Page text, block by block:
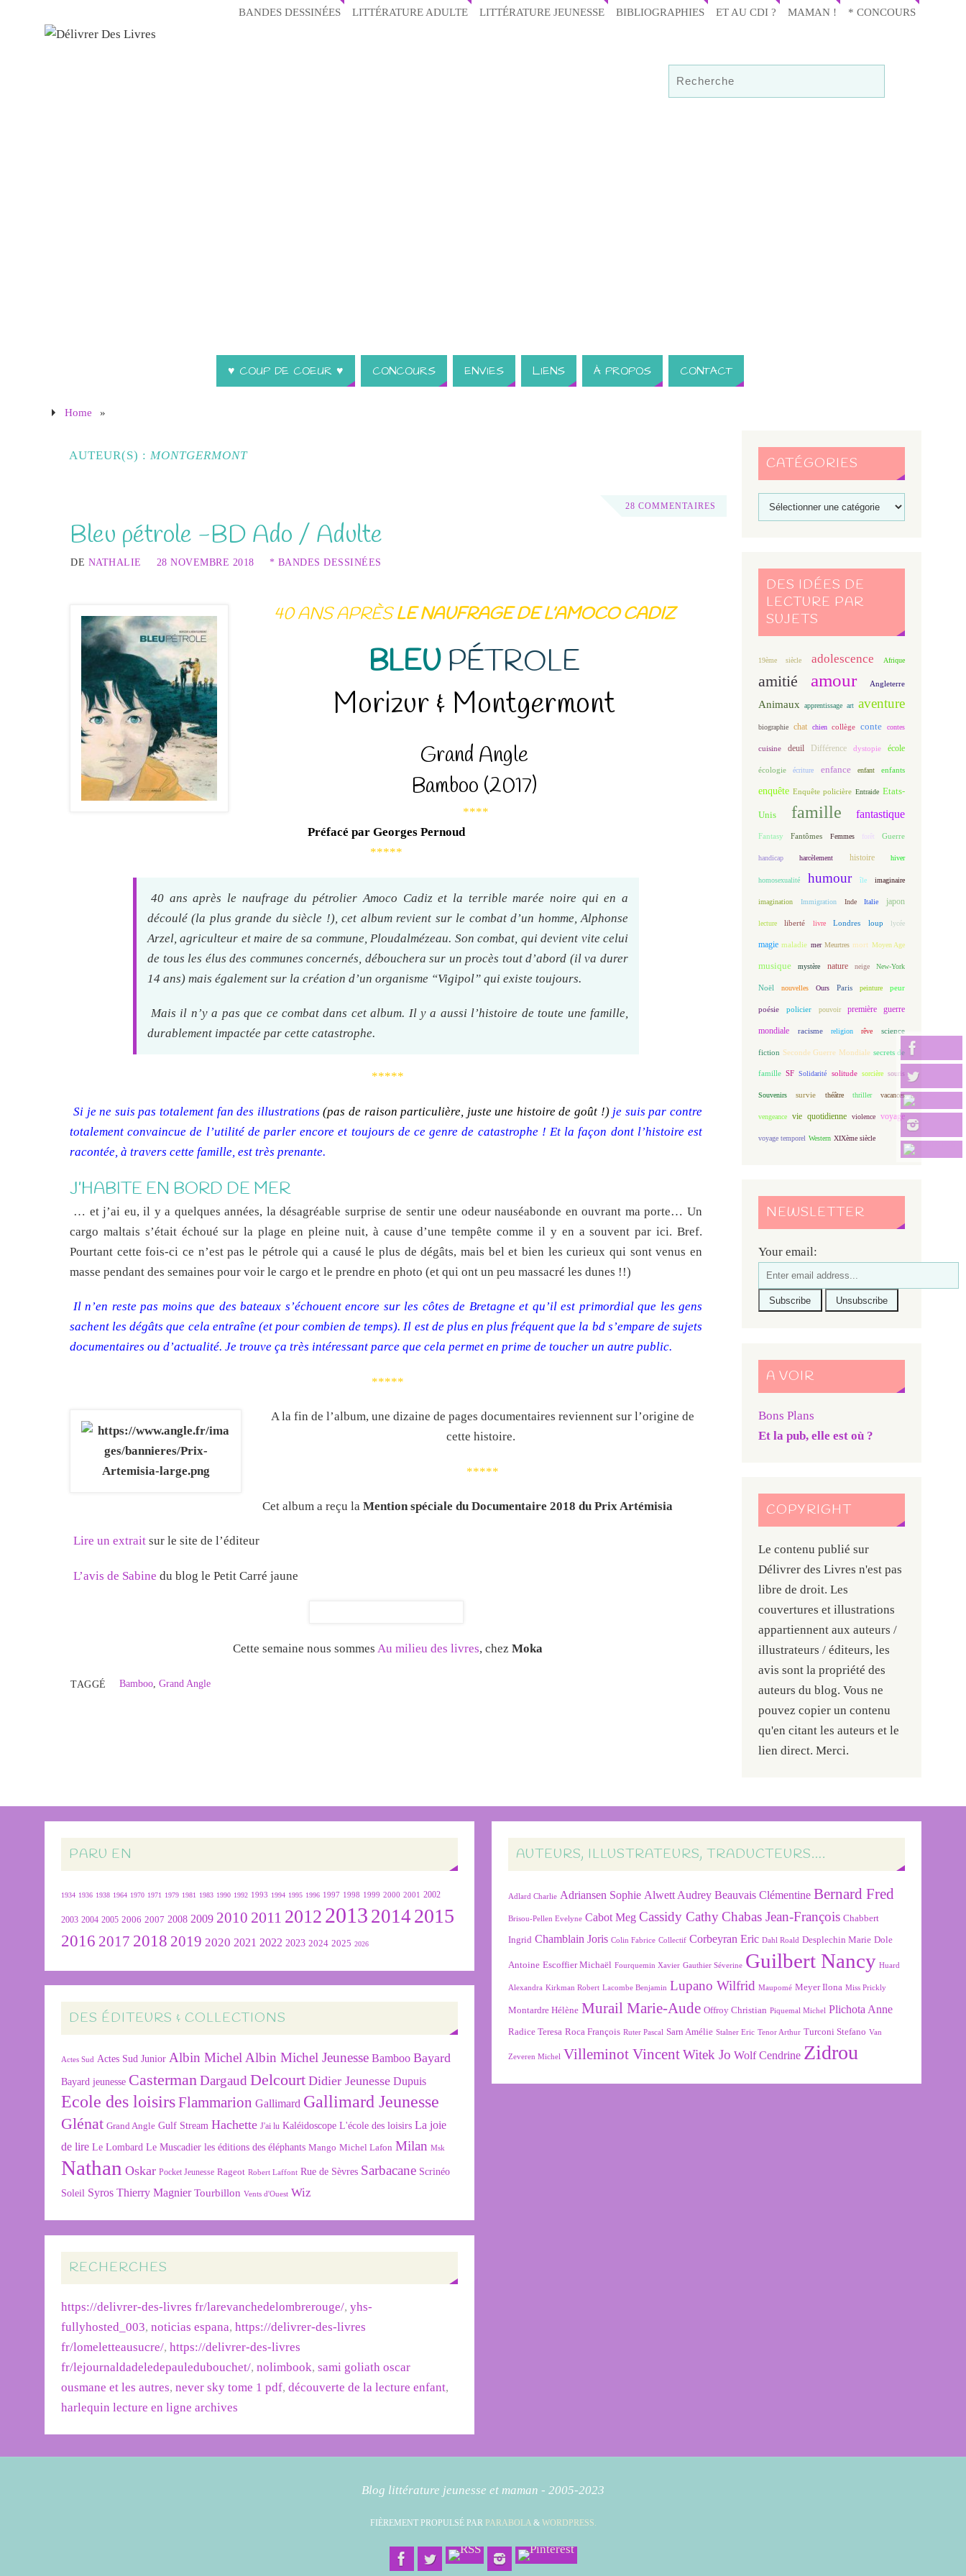
BANDES DESSINÉES LITTÉRATURE ADULTE LITTÉRATURE JEUNESSE BIBLIOGRAPHIES ET AU CDI ? MAMAN ! * CONCOURS
♥ COUP DE COEUR ♥ CONCOURS ENVIES LIENS À PROPOS CONTACT
Home »
AUTEUR(S) : MONTGERMONT
28 COMMENTAIRES
Bleu pétrole -BD Ado / Adulte
DE NATHALIE 28 NOVEMBRE 2018 * BANDES DESSINÉES
40 ANS APRÈSLE NAUFRAGE DE L’AMOCO CADIZ
BLEU PÉTROLE
Morizur & Montgermont
Grand Angle
Bamboo (2017)
****
Préfacé par Georges Pernoud
*****
40 ans après le naufrage du pétrolier Amoco Cadiz et la terrible marée noire qui en a
découlé (la plus grande du siècle !), cet album revient sur le combat d’un homme, Alphonse
Arzel, agriculteur et maire de sa commune, Ploudalmézeau. Son combat, qui devient vite celui
de tous les élus des communes concernés, débouchera sur un procès tout d’abord (il va durer
14 ans) mais également sur la création d’un organisme “Vigipol” qui existe toujours.
Mais il n’y a pas que ce combat dans cet album. Il y a aussi l’histoire de toute une famille,
durablement impactée par cette catastrophe.
*****
Si je ne suis pas totalement fan des illustrations(pas de raison particulière, juste une histoire de goût !)je suis par contre
totalement convaincue de l’utilité de parler encore et toujours de ce genre de catastrophe ! Et la façon dont l’histoire est
racontée, à travers cette famille, est très prenante.
J’HABITE EN BORD DE MER
… et j’ai eu, il y a quelques années, la désagréable surprise de sentir une odeur nauséabonde en ouvrant ma porte… Un
cargo maltais s’était échoué sur la plage en pleine nuit, à cause d’une tempête comme il y en a souvent par ici. Bref.
Pourtant cette fois-ci ce n’est pas le pétrole qui a causé le plus de dégâts, mais bel et bien les curieux qui sont venus en
masse pendant des semaines pour voir le cargo et le prendre en photo (et qui ont un peu massacré les dunes !!)
Il n’en reste pas moins que des bateaux s’échouent encore sur les côtes de Bretagne et qu’il est primordial que les gens
sachent les dégâts que cela entraîne (et pour combien de temps). Il est de plus en plus fréquent que la bd s’empare de sujets
documentaires ou d’actualité. Je trouve ça très intéressant parce que cela permet en prime de toucher un autre public.
*****
A la fin de l’album, une dizaine de pages documentaires reviennent sur l’origine de
cette histoire.
*****
Cet album a reçu la Mention spéciale du Documentaire 2018 du Prix Artémisia
Lire un extrait sur le site de l’éditeur
L’avis de Sabine du blog le Petit Carré jaune
Cette semaine nous sommes Au milieu des livres, chez Moka
TAGGÉ Bamboo, Grand Angle
CATÉGORIES
DES IDÉES DE
LECTURE PAR
SUJETS
19ème siècle adolescence Afrique
amitié amour Angleterre
Animaux apprentissage art aventure
biographie chat chien collège conte contes
cuisine deuil Différence dystopie école
écologie écriture enfance enfant enfants
enquête Enquête policière Entraide Etats-
Unis famille fantastique
Fantasy Fantômes Femmes forêt Guerre
handicap harcèlement histoire hiver
homosexualité humour île imaginaire
imagination Immigration Inde Italie japon
lecture liberté livre Londres loup lycée
magie maladie mer Meurtres mort Moyen Age
musique mystère nature neige New-York
Noël nouvelles Ours Paris peinture peur
poésie policier pouvoir première guerre
mondiale racisme religion rêve science
fiction Seconde Guerre Mondiale secrets de
famille SF Solidarité solitude sorcière souris
Souvenirs survie théâtre thriller vacances
vengeance vie quotidienne violence voyage
voyage temporel Western XIXème siècle
NEWSLETTER
Your email:
A VOIR
Bons Plans
Et la pub, elle est où ?
COPYRIGHT
Le contenu publié sur
Délivrer des Livres n'est pas
libre de droit. Les
couvertures et illustrations
appartiennent aux auteurs /
illustrateurs / éditeurs, les
avis sont la propriété des
auteurs du blog. Vous ne
pouvez copier un contenu
qu'en citant les auteurs et le
lien direct. Merci.
PARU EN
1934 1936 1938 1964 1970 1971 1979 1981 1983 1990 1992 1993 1994 1995 1996 1997 1998 1999 2000 2001 2002
2003 2004 2005 2006 2007 2008 2009 2010 2011 2012 2013 2014 2015
2016 2017 2018 2019 2020 2021 2022 2023 2024 2025 2026
DES ÉDITEURS & COLLECTIONS
Actes Sud Actes Sud Junior Albin Michel Albin Michel Jeunesse Bamboo Bayard
Bayard jeunesse CastermanDargaud Delcourt Didier Jeunesse Dupuis
Ecole des loisirsFlammarion Gallimard Gallimard Jeunesse
Glénat Grand Angle Gulf Stream Hachette J'ai lu Kaléidoscope L'école des loisirs La joie
de lire Le Lombard Le Muscadier les éditions des éléphants Mango Michel Lafon Milan Msk
Nathan Oskar Pocket Jeunesse Rageot Robert Laffont Rue de Sèvres Sarbacane Scrinéo
Soleil Syros Thierry Magnier Tourbillon Vents d'Ouest Wiz
RECHERCHES
https://delivrer-des-livres fr/larevanchedelombrerouge/,yhs-
fullyhosted_003,noticias espana,https://delivrer-des-livres
fr/lomeletteausucre/,https://delivrer-des-livres
fr/lejournaldadeledepauledubouchet/,nolimbook,sami goliath oscar
ousmane et les autres,never sky tome 1 pdf,découverte de la lecture enfant,
harlequin lecture en ligne archives
AUTEURS, ILLUSTRATEURS, TRADUCTEURS….
Adlard Charlie Adriansen Sophie Alwett Audrey Beauvais Clémentine Bernard Fred
Brisou-Pellen Evelyne Cabot Meg Cassidy Cathy Chabas Jean-François Chabbert
Ingrid Chamblain Joris Colin Fabrice Collectif Corbeyran Eric Dahl Roald Desplechin Marie Dole
Antoine Escoffier Michaël Fourquemin Xavier Gauthier Séverine Guilbert Nancy Huard
Alexandra Kirkman Robert Lacombe Benjamin Lupano Wilfrid Maupomé Meyer Ilona Miss Prickly
Montardre Hélène Murail Marie-Aude Offroy Christian Piquemal Michel Plichota Anne
Radice Teresa Roca François Ruter Pascal Sarn Amélie Stalner Eric Tenor Arthur Turconi Stefano Van
Zeveren Michel Villeminot Vincent Witek Jo Wolf Cendrine Zidrou
Blog littérature jeunesse et maman - 2005-2023
FIÈREMENT PROPULSÉ PAR PARABOLA & WORDPRESS.